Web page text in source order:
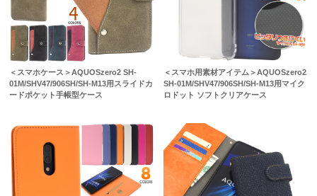
＜スマホケース＞AQUOSzero2 SH-
01M/SHV47/906SH/SH-M13用スライドカ
ードポケット手帳型ケース
＜スマホ用素材アイテム＞AQUOSzero2
SH-01M/SHV47/906SH/SH-M13用マイク
ロドット ソフトクリアケース